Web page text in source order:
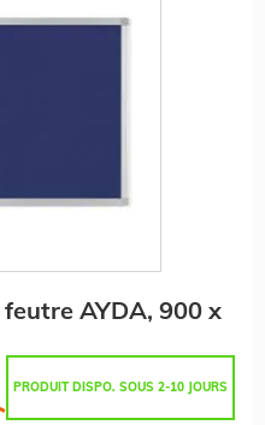
AYDA, 900 x
PRODUIT DISPO. SOUS 2-10 JOURS